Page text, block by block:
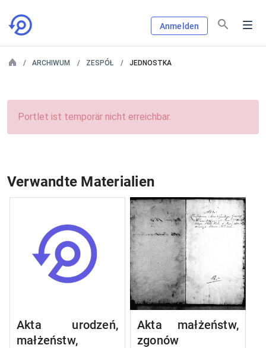
Anmelden
ARCHIWUM ZESPÓŁ JEDNOSTKA
Portlet ist temporär nicht erreichbar.
Verwandte Materialien
Akta urodzeń,
małżeństw,
Akta małżeństw,
zgonów